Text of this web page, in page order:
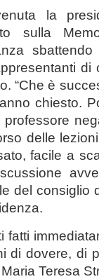
la
sulla
“Che è
chiesto.
delle
facile a
del consiglio
di dovere, di
Teresa